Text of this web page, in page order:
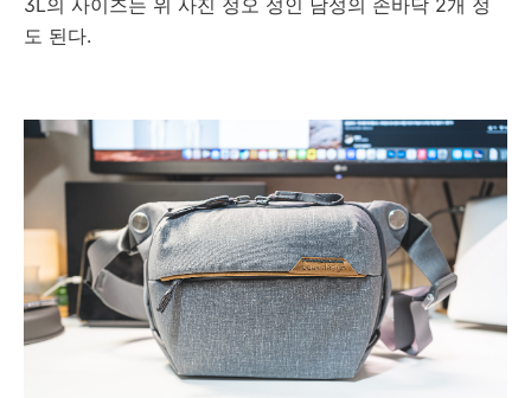
3L의 사이즈는 위 사진 정오 성인 남성의 손바닥 2개 정
도 된다.